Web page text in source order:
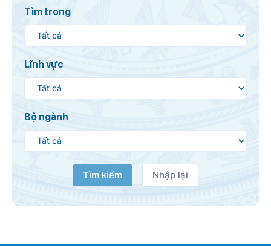
Tìm trong
Lĩnh vực
Bộ ngành
Tìm kiếm Nhập lại